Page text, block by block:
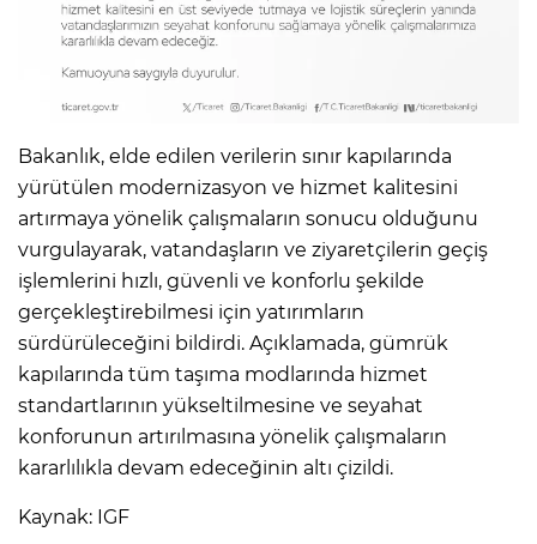
Bakanlık, elde edilen verilerin sınır kapılarında
yürütülen modernizasyon ve hizmet kalitesini
artırmaya yönelik çalışmaların sonucu olduğunu
vurgulayarak, vatandaşların ve ziyaretçilerin geçiş
işlemlerini hızlı, güvenli ve konforlu şekilde
gerçekleştirebilmesi için yatırımların
sürdürüleceğini bildirdi. Açıklamada, gümrük
kapılarında tüm taşıma modlarında hizmet
standartlarının yükseltilmesine ve seyahat
konforunun artırılmasına yönelik çalışmaların
kararlılıkla devam edeceğinin altı çizildi.
Kaynak: IGF